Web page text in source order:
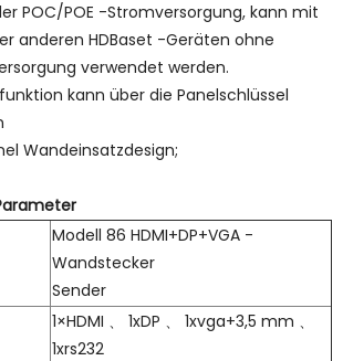
POC/POE -Stromversorgung, kann mit
anderen HDBaset -Geräten ohne
verwendet werden.
kann über die Panelschlüssel
Wandeinsatzdesign;
Modell 86 HDMI+DP+VGA -
Wandstecker
Sender
1×HDMI 、 1xDP 、 1xvga+3,5 mm 、
1xrs232